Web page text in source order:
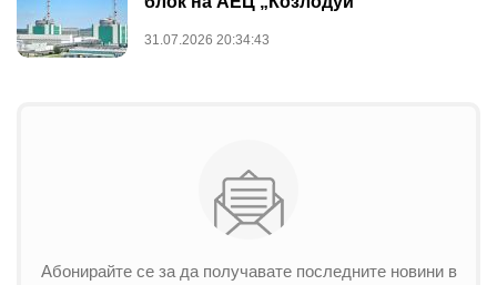
31.07.2026 20:34:43
Абонирайте се за да получавате последните новини в